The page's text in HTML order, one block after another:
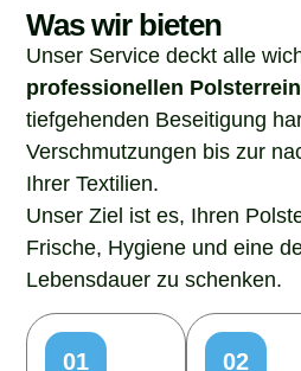
Was wir bieten
Unser Service deckt alle
professionellen
tiefgehenden Beseitigung
Verschmutzungen bis zur
Ihrer Textilien.
Unser Ziel ist es, Ihren
Frische, Hygiene und eine
Lebensdauer zu schenken.
01
02